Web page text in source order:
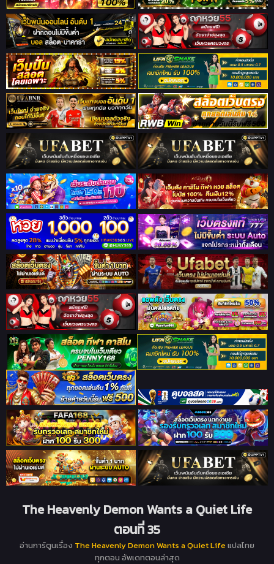
The Heavenly Demon Wants a Quiet Life
ตอนที่ 35
อ่านการ์ตูนเรื่อง The Heavenly Demon Wants a Quiet Lifeแปลไทย
ทุกตอน อัพเดทตอนล่าสุด